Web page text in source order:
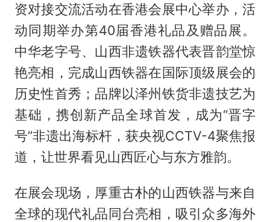
资对接交流活动在香港会展中心举办，活
动同期举办第40届香港礼品及赠品展。
中华老字号、山西非遗铁器代表晋韵堂惊
艳亮相，完成山西铁器在国际顶级展会的
历史性首秀；品牌以泽州铁货非遗技艺为
基础，携创新产品全球首发，成为“晋字
号”非遗出海标杆，获央视CCTV-4聚焦报
道，让世界看见山西匠心与东方雅韵。
在展会现场，厚重古朴的山西铁器与来自
全球的现代礼品同台亮相，吸引众多海外